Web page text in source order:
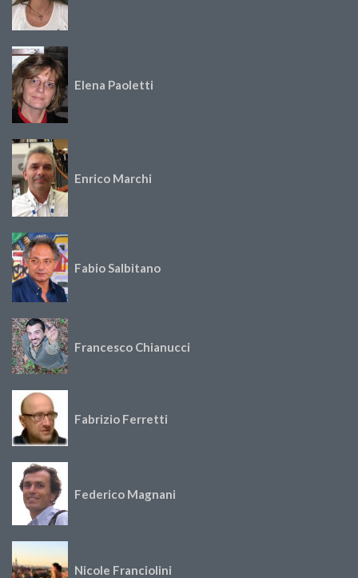
Elena Paoletti
Enrico Marchi
Fabio Salbitano
Francesco Chianucci
Fabrizio Ferretti
Federico Magnani
Nicole Franciolini